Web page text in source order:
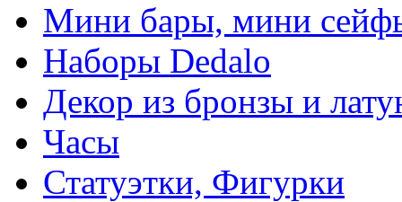
Мини бары, мини
Наборы Dedalo
Декор из бронзы и
Часы
Статуэтки, Фигурки